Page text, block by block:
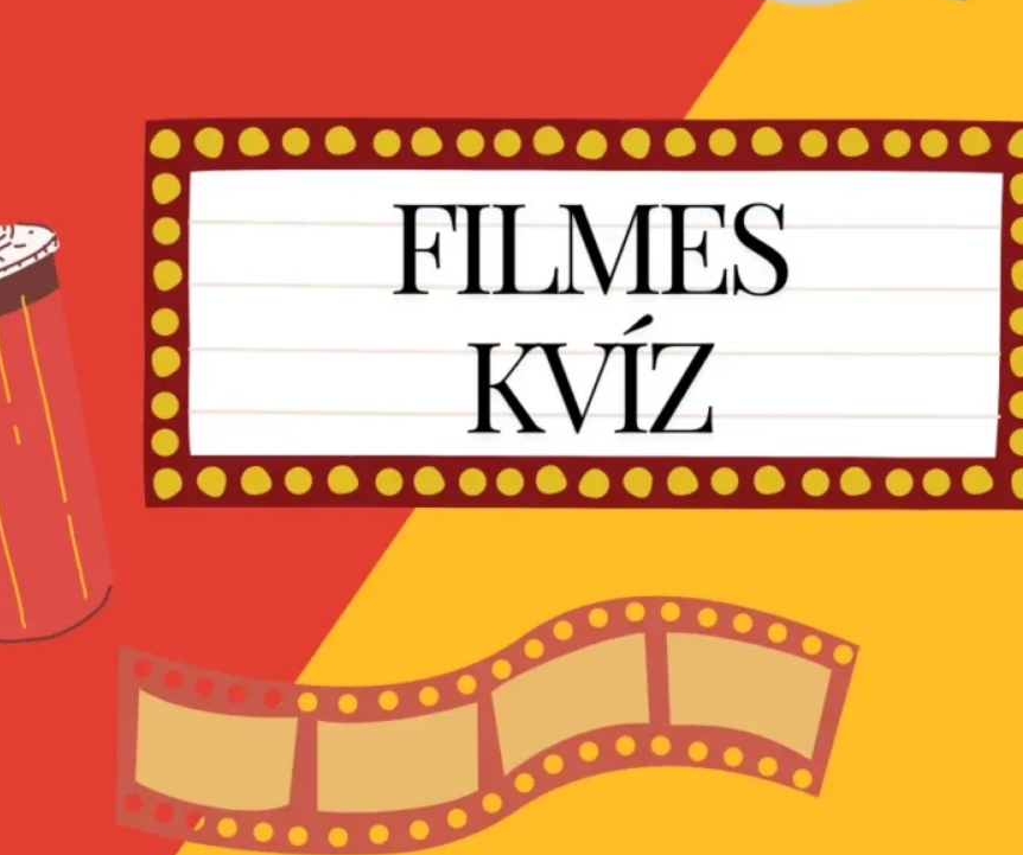
Teve kvíz: Hány tevét érsz valójában?
Esküvői kvíz: Teszteld a tudásod a nagy nap előtt
Matek kvíz: Trükkös feladatok, amik lehet, hogy
téged is megtréfálnak